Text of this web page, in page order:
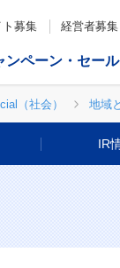
ト募集 経営者募集
ンペーン・セール
（社会） 地域
IR